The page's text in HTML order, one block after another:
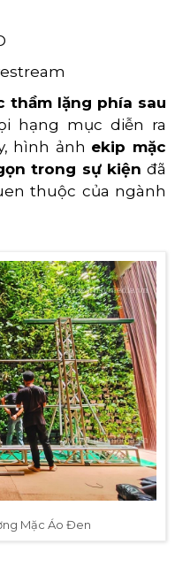
thầm lặng phía sau
hạng mục diễn ra
hình ảnh ekip mặc
trong sự kiện đã
thuộc của ngành
Mặc Áo Đen